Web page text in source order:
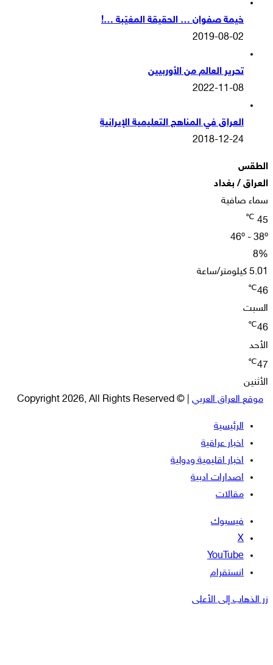
خيمة صفوان … الحقيقة المغيّبة …!
2019-08-02
تحرير العالم من الأوربيين
2022-11-08
العراق في المناهج التعليمية الإيرانية
2018-12-24
الطقس
العراق / بغداد
سماء صافية
45
℃
46º - 38º
8%
5.01 كيلومتر/ساعة
46
℃
السبت
46
℃
الأحد
47
℃
الأثنين
موقع العراق العربي | © Copyright 2026, All Rights Reserved
الرئيسية
اخبار عراقية
اخبار اقليمية ودولية
اصدارات ادبية
مقالات
فيسبوك
‫X
‫YouTube
انستقرام
زر الذهاب إلى الأعلى